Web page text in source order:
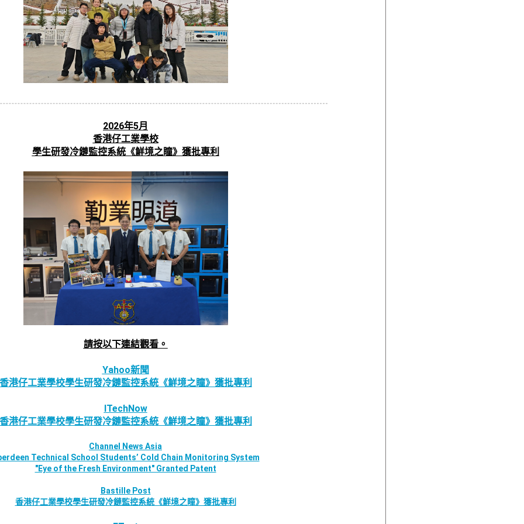
2026年5月
香港仔工業學校
學生研發冷鏈監控系統《鮮境之瞳》獲批專利
請按以下連結觀看。
Yahoo新聞
港仔工業學校學生研發冷鏈監控系統《鮮境之瞳》獲批專利
ITechNow
港仔工業學校學生研發冷鏈監控系統《鮮境之瞳》獲批專利
Channel News Asia
Technical School Students’ Cold Chain Monitoring System
"Eye of the Fresh Environment" Granted Patent
Bastille Post
香港仔工業學校學生研發冷鏈監控系統《鮮境之瞳》獲批專利